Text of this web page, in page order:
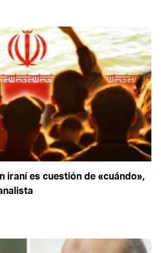
iraní es cuestión de «cuándo»,